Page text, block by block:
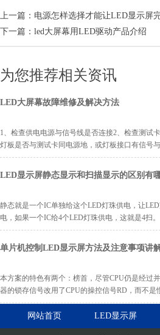
上一篇： 电源怎样选择才能让LED显示屏
下一篇： led大屏幕用LED驱动产品介绍
为您推荐相关资讯
LED大屏幕故障维修及解决方法
1、检查供电电源与信号线是否连接2、检查测试
灯板是否与测试卡同电源地，或灯板接口有信号
LED显示屏静态显示和扫描显示的区别有
静态就是一个IC单独给这个LED灯珠供电，让
电，如果一个IC给4个LED灯珠供电，这就是4扫。
单片机控制LED显示屏方法及注意事项讲
本方案的特色有两个：榜首，尽管CPU仍是经过
器的锁存信号改用了CPU的操控信号RD，而不是
网站首页 LED显示屏